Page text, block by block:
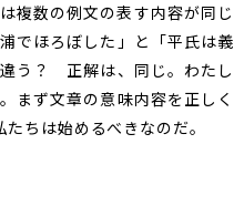
複数の例文の表す内容が同じ
でほろぼした」と「平氏は義
う？ 正解は、同じ。わたし
まず文章の意味内容を正しく
ちは始めるべきなのだ。